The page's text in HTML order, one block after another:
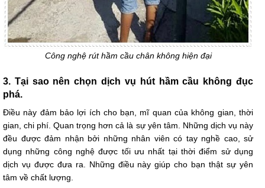
Công nghệ rút hầm cầu chân không hiện đại
3. Tại sao nên chọn dịch vụ hút hầm cầu không đục
phá.
Điều này đảm bảo lợi ích cho bạn, mĩ quan của không gian, thời
gian, chi phí. Quan trọng hơn cả là sự yên tâm. Những dịch vụ này
đều được đảm nhận bởi những nhân viên có tay nghề cao, sử
dụng những công nghệ được tối ưu nhất tại thời điểm sử dụng
dịch vụ được đưa ra. Những điều này giúp cho bạn thật sự yên
tâm về chất lượng.